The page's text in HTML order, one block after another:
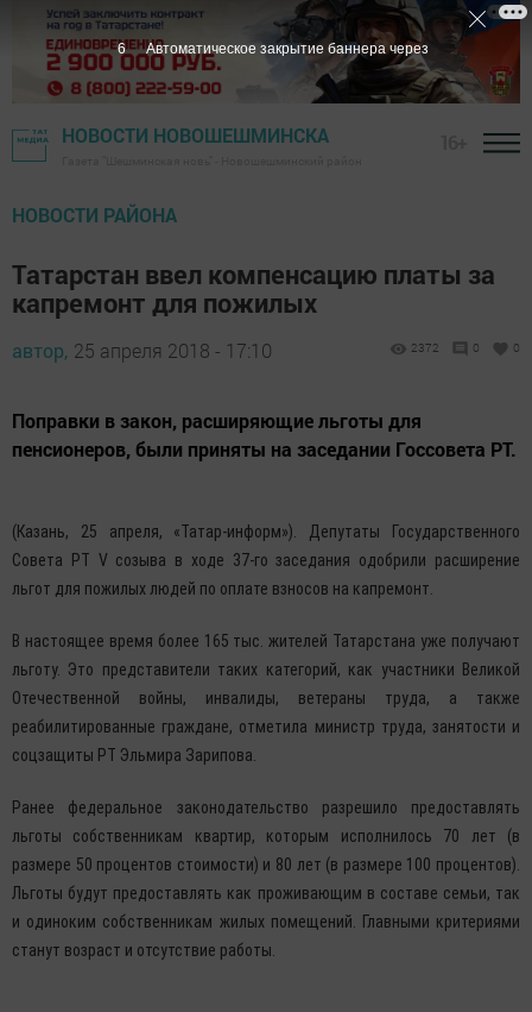
НОВОСТИ НОВОШЕШМИНСКА
НОВОСТИ РАЙОНА
Татарстан ввел компенсацию платы за
капремонт для пожилых
автор, 25 апреля 2018 - 17:10 2372 0 0
Поправки в закон, расширяющие льготы для
пенсионеров, были приняты на заседании Госсовета РТ.
(Казань, 25 апреля, «Татар-информ»). Депутаты Государственного
Совета РТ V созыва в ходе 37-го заседания одобрили расширение
льгот для пожилых людей по оплате взносов на капремонт.
В настоящее время более 165 тыс. жителей Татарстана уже получают
льготу. Это представители таких категорий, как участники Великой
Отечественной войны, инвалиды, ветераны труда, а также
реабилитированные граждане, отметила министр труда, занятости и
соцзащиты РТ Эльмира Зарипова.
Ранее федеральное законодательство разрешило предоставлять
льготы собственникам квартир, которым исполнилось 70 лет (в
размере 50 процентов стоимости) и 80 лет (в размере 100 процентов).
Льготы будут предоставлять как проживающим в составе семьи, так
и одиноким собственникам жилых помещений. Главными критериями
станут возраст и отсутствие работы.
5 Автоматическое закрытие баннера через